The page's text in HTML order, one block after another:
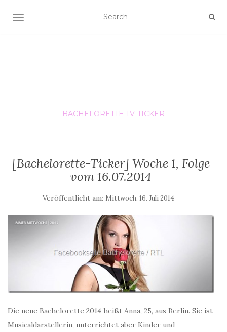
SCHALTE NAVIGATION
BACHELORETTE TV-TICKER
[Bachelorette-Ticker] Woche 1, Folge
vom 16.07.2014
Veröffentlicht am: Mittwoch, 16. Juli 2014
Die neue Bachelorette 2014 heißt Anna, 25, aus Berlin. Sie ist
Musicaldarstellerin, unterrichtet aber Kinder und